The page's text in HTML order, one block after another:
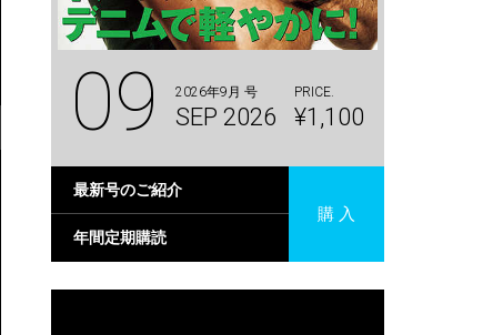
09 2026年9月 号
SEP 2026
PRICE.
¥1,100
最新号のご紹介
年間定期購読
購 入